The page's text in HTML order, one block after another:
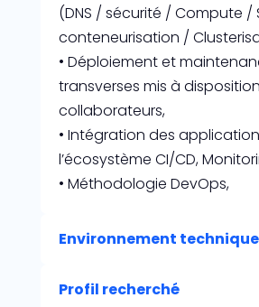
(DNS / sécurité / Compute /
conteneurisation /
• Déploiement et
transverses mis à
collaborateurs,
• Intégration des
l’écosystème CI/CD,
• Méthodologie DevOps,
Environnement technique
Profil recherché